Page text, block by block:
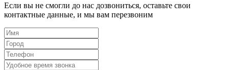
Если вы не смогли до нас дозвониться, оставьте свои
контактные данные, и мы вам перезвоним